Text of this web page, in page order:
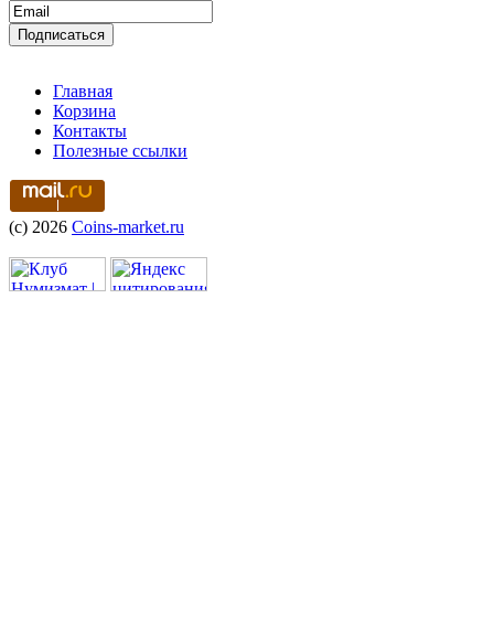
Главная
Корзина
Контакты
Полезные ссылки
(c) 2026 Coins-market.ru